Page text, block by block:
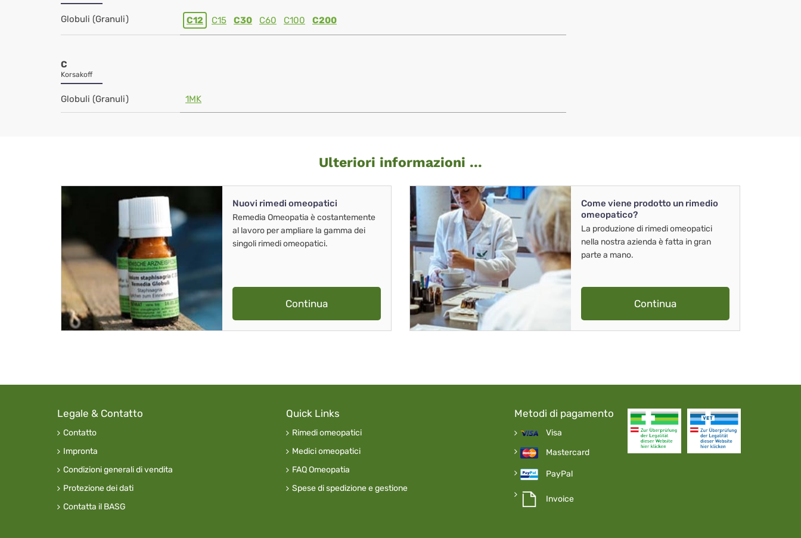
Globuli (Granuli) C12 C15 C30 C60 C100 C200
C
Korsakoff
Globuli (Granuli) 1MK
Ulteriori informazioni ...
Nuovi rimedi omeopatici
Remedia Omeopatia è costantemente
al lavoro per ampliare la gamma dei
singoli rimedi omeopatici.
Continua
Come viene prodotto un rimedio
omeopatico?
La produzione di rimedi omeopatici
nella nostra azienda è fatta in gran
parte a mano.
Continua
Legale & Contatto
Contatto
Impronta
Condizioni generali di vendita
Protezione dei dati
Contatta il BASG
Quick Links
Rimedi omeopatici
Medici omeopatici
FAQ Omeopatia
Spese di spedizione e gestione
Metodi di pagamento
Visa
Mastercard
PayPal
Invoice